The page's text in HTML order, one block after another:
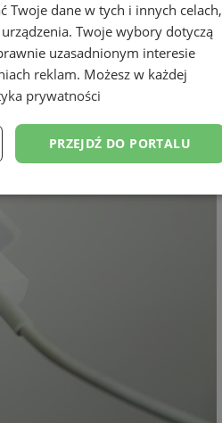
Twoje dane w tych i innych celach,
Twoje wybory dotyczą
uzasadnionym interesie
reklam. Możesz w każdej
prywatności
PRZEJDŹ DO PORTALU
Niesklasyfikowane
takich jak logowanie użytkownika i
ze strony internetowej.